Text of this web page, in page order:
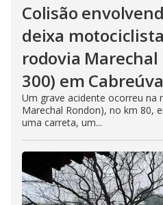
Colisão
deixa
rodovia Marechal
300) em Cabreúva
Um grave acidente ocorreu na
Marechal Rondon), no km 80,
uma carreta, um...